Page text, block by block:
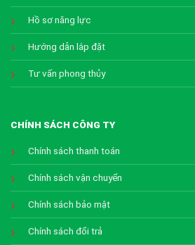
Hồ sơ năng lực
Hướng dẫn lắp đặt
Tư vấn phong thủy
CHÍNH SÁCH CÔNG TY
Chính sách thanh toán
Chính sách vận chuyển
Chính sách bảo mật
Chính sách đổi trả